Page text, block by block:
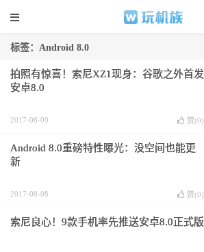
标签：Android 8.0
拍照有惊喜！索尼XZ1现身：谷歌之外首发
安卓8.0
2017-08-09 赞(0)
Android 8.0重磅特性曝光：没空间也能更
新
2017-08-08 赞(0)
索尼良心！9款手机率先推送安卓8.0正式版